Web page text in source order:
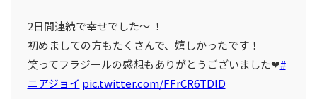
2日間連続で幸せでした〜 ！
初めましての方もたくさんで、嬉しかったです！
笑ってフラジールの感想もありがとうございました❤︎#
ニアジョイ pic.twitter.com/FFrCR6TDlD